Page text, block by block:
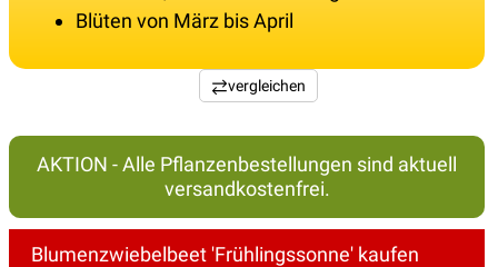
Blüten von März bis April
vergleichen
AKTION - Alle Pflanzenbestellungen sind aktuell
versandkostenfrei.
Blumenzwiebelbeet 'Frühlingssonne' kaufen